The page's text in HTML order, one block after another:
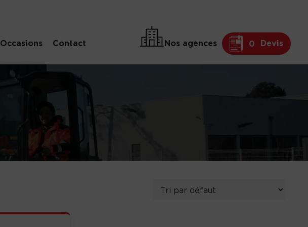
Occasions Contact Nos agences 0 Devis